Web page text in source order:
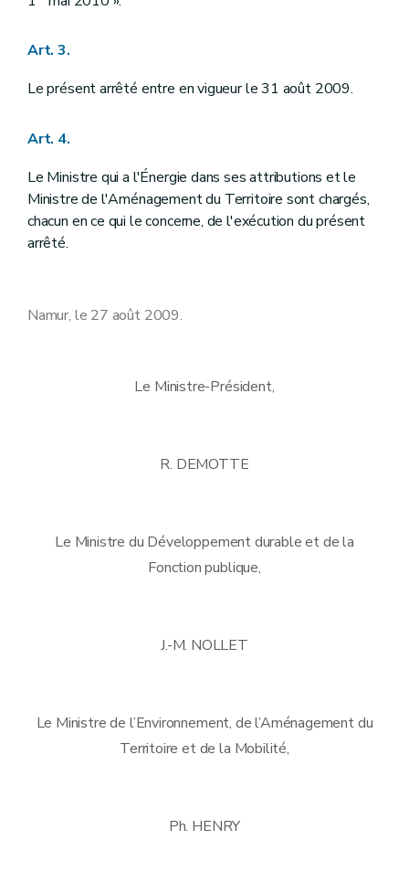
Art. 3.
Le présent arrêté entre en vigueur le 31 août 2009.
Art. 4.
Le Ministre qui a l'Énergie dans ses attributions et le
Ministre de l'Aménagement du Territoire sont chargés,
chacun en ce qui le concerne, de l'exécution du présent
arrêté.
Namur, le 27 août 2009.
Le Ministre-Président,
R. DEMOTTE
Le Ministre du Développement durable et de la
Fonction publique,
J.-M. NOLLET
Le Ministre de l’Environnement, de l’Aménagement du
Territoire et de la Mobilité,
Ph. HENRY